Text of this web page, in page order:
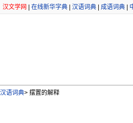
汉文学网 在线新华字典 汉语词典 成语词典
汉语词典> 摆置的解释